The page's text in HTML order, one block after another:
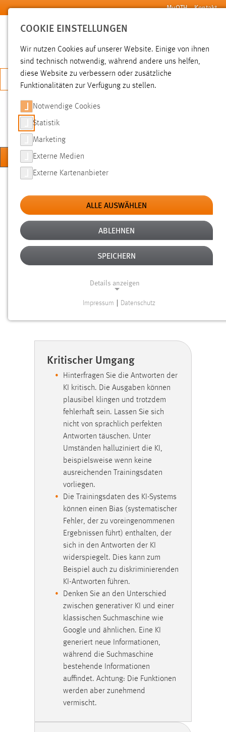
Zum Hauptinhalt springen MyOTH Kontakt
SUCHE
JETZT BEWERBEN
KOMPETENZZENTRUM
DIGITALE LEHRE
Sie sind hier:
GENERATIVE KI AN DER OTH
Generative KI eröffnet faszinierende kreative Möglichkeiten.
kann sie ihr volles Potenzial verantwortungsvoll und
bitte folgende Aspekte:
Kritischer Umgang
Hinterfragen Sie die Antworten der
KI kritisch. Die Ausgaben können
plausibel klingen und trotzdem
fehlerhaft sein. Lassen Sie sich
nicht von sprachlich perfekten
Antworten täuschen. Unter
Umständen halluziniert die KI,
beispielsweise wenn keine
ausreichenden Trainingsdaten
vorliegen.
Die Trainingsdaten des KI-Systems
können einen Bias (systematischer
Fehler, der zu voreingenommenen
Ergebnissen führt) enthalten, der
sich in den Antworten der KI
widerspiegelt. Dies kann zum
Beispiel auch zu diskriminierenden
KI-Antworten führen.
Denken Sie an den Unterschied
zwischen generativer KI und einer
klassischen Suchmaschine wie
Google und ähnlichen. Eine KI
generiert neue Informationen,
während die Suchmaschine
bestehende Informationen
auffindet. Achtung: Die Funktionen
werden aber zunehmend
vermischt.
COOKIE EINSTELLUNGEN
Wir nutzen Cookies auf unserer Website. Einige von ihnen
sind technisch notwendig, während andere uns helfen,
diese Website zu verbessern oder zusätzliche
Funktionalitäten zur Verfügung zu stellen.
Notwendige Cookies
Statistik
Marketing
Externe Medien
Externe Kartenanbieter
ALLE AUSWÄHLEN
ABLEHNEN
SPEICHERN
Details anzeigen
Funktionen und sind für die einwandfreie Funktion der
Einverständnis
cookie_consent
Dieser Cookie speichert die ausgewählten Einverständnis-
Optionen des Benutzers
Cookie Laufzeit:
Performance
staticfilecache
Für performante Seitenauslieferung wird in diesem Cookie
gespeichert, ob man eingeloggt ist.
fe_user, be_user, be_lastLoginProvider
Dieser Cookie ist notwendig um sich an der Website
einloggen zu können.
Cookie Laufzeit:
Impressum Datenschutz